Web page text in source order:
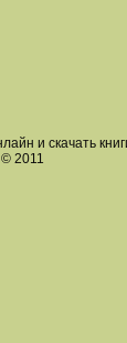
и скачать
2011